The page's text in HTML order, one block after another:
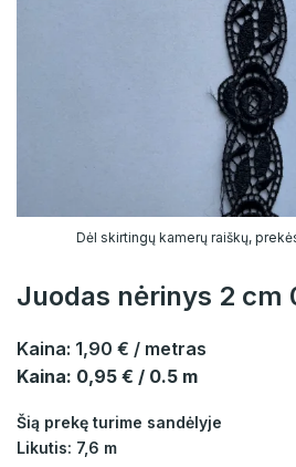
Dėl skirtingų kamerų raiškų,
Juodas nėrinys 2 cm
Kaina: 1,90 € / metras
Kaina: 0,95 € / 0.5 m
Šią prekę turime sandėlyje
Likutis: 7,6 m